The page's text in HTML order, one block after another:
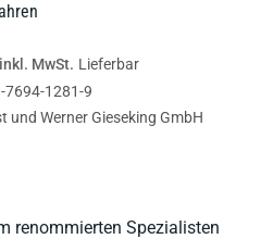
renommierten Spezialisten
inkl. MwSt. Lieferbar
7694-1281-9
und Werner Gieseking GmbH